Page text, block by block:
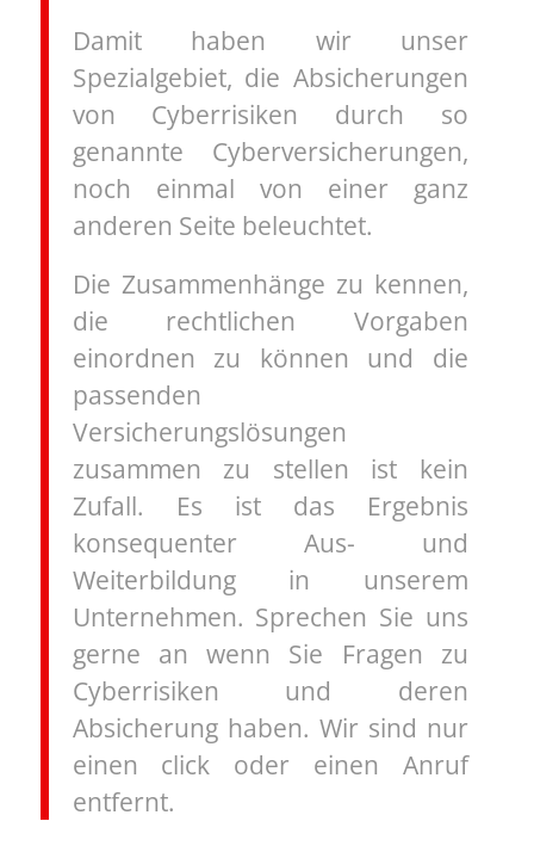
Damit haben wir unser
Spezialgebiet, die Absicherungen
von Cyberrisiken durch so
genannte Cyberversicherungen,
noch einmal von einer ganz
anderen Seite beleuchtet.
Die Zusammenhänge zu kennen,
die rechtlichen Vorgaben
einordnen zu können und die
passenden
Versicherungslösungen
zusammen zu stellen ist kein
Zufall. Es ist das Ergebnis
konsequenter Aus- und
Weiterbildung in unserem
Unternehmen. Sprechen Sie uns
gerne an wenn Sie Fragen zu
Cyberrisiken und deren
Absicherung haben. Wir sind nur
einen click oder einen Anruf
entfernt.